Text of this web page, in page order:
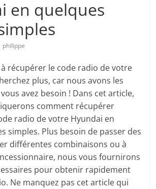
en quelques
philippe
récupérer le code radio de votre
plus, car nous avons les
avez besoin ! Dans cet article,
comment récupérer
radio de votre Hyundai en
simples. Plus besoin de passer des
différentes combinaisons ou à
nous vous fournirons
pour obtenir rapidement
Ne manquez pas cet article qui